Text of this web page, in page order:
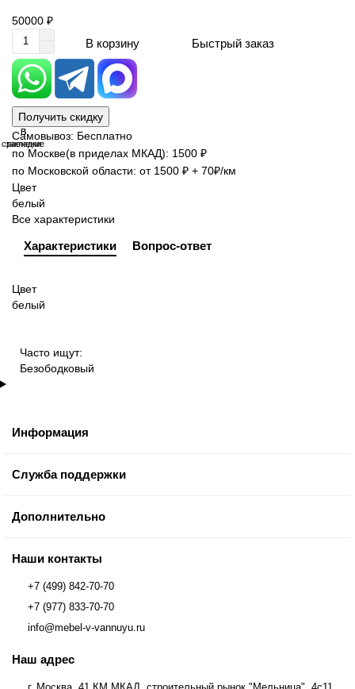
50000 ₽
В корзину Быстрый заказ
Получить скидку
В
закладки
В
сравнение
Самовывоз: Бесплатно
по Москве(в приделах МКАД): 1500 ₽
по Московской области: от 1500 ₽ + 70₽/км
Цвет
белый
Все характеристики
Характеристики Вопрос-ответ
Цвет
белый
Часто ищут:
Безободковый
Информация
Служба поддержки
Дополнительно
Наши контакты
+7 (499) 842-70-70
+7 (977) 833-70-70
info@mebel-v-vannuyu.ru
Наш адрес